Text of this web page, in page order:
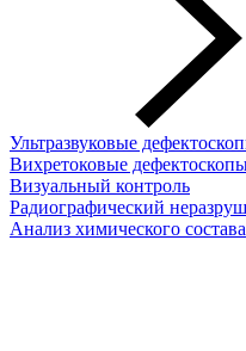
Ультразвуковые
Вихретоковые
Визуальный контроль
Радиографический
Анализ химического состава